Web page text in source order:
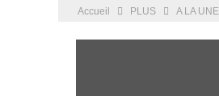
Accueil PLUS A LA UNE